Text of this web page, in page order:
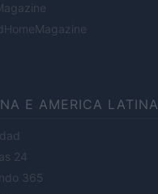
E AMERICA LATINA
24
365